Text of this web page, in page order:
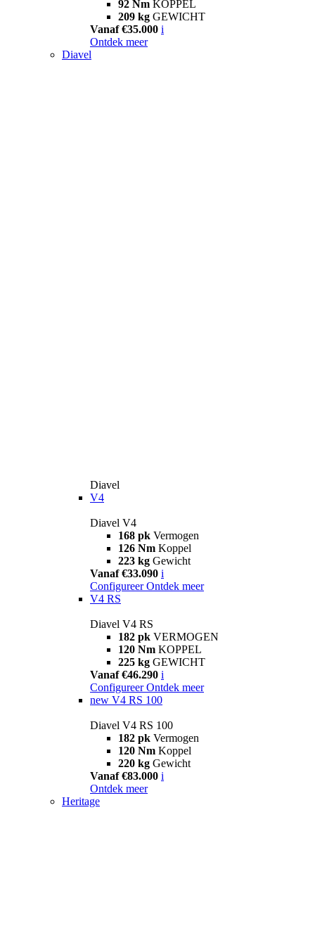
92 Nm KOPPEL
209 kg GEWICHT
Vanaf €35.000 i
Ontdek meer
Diavel
Diavel
V4
Diavel V4
168 pk Vermogen
126 Nm Koppel
223 kg Gewicht
Vanaf €33.090 i
Configureer Ontdek meer
V4 RS
Diavel V4 RS
182 pk VERMOGEN
120 Nm KOPPEL
225 kg GEWICHT
Vanaf €46.290 i
Configureer Ontdek meer
new V4 RS 100
Diavel V4 RS 100
182 pk Vermogen
120 Nm Koppel
220 kg Gewicht
Vanaf €83.000 i
Ontdek meer
Heritage